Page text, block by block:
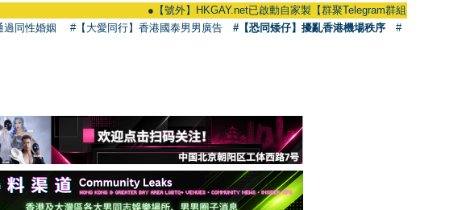
【號外】HKGAY.net已啟動自家製【群聚Telegram群組】
過同性婚姻 #【大愛同行】香港國泰男男廣告 #【恐同矮仔】擾亂香港機場秩序
#